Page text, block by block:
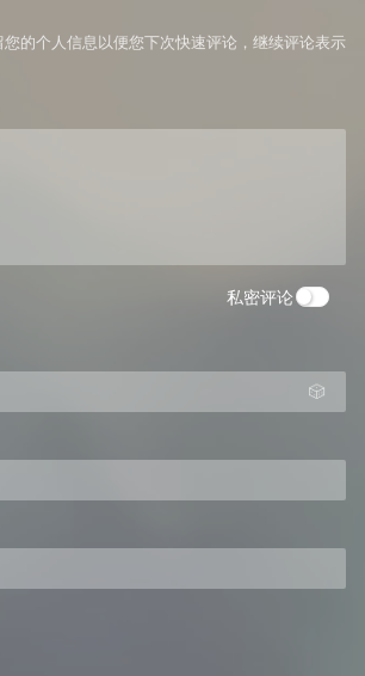
您的个人信息以便您下次快速评论，继续评论表示
私密评论
🎲